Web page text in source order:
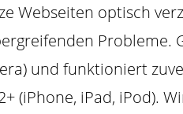
Webseiten optisch
Probleme.
und funktioniert
(iPhone, iPad, iPod).